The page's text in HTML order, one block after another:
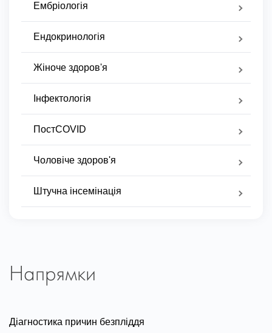
Ембріологія
Ендокринологія
Жіноче здоров'я
Інфектологія
ПостCOVID
Чоловіче здоров'я
Штучна інсемінація
Напрямки
Діагностика причин безпліддя